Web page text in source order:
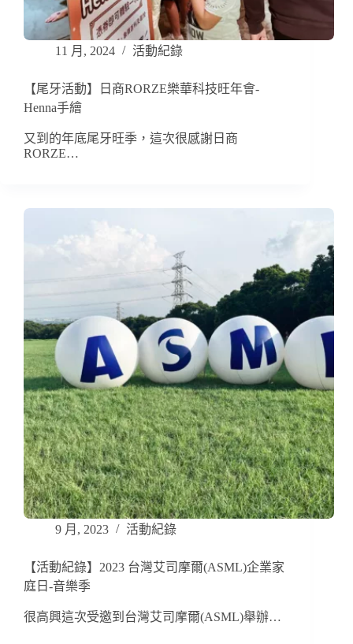
11 月, 2024 活動紀錄
【尾牙活動】日商RORZE樂華科技旺年會-
Henna手繪
又到的年底尾牙旺季，這次很感謝日商
RORZE…
9 月, 2023 活動紀錄
【活動紀錄】2023 台灣艾司摩爾(ASML)企業家
庭日-音樂季
很高興這次受邀到台灣艾司摩爾(ASML)舉辦…